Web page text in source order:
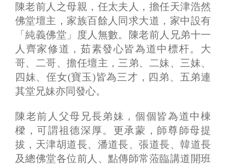
陳老前人之母親，任太夫人，擔任天津浩然
佛堂壇主，家族百餘人同求大道，家中設有
「純義佛堂」度人無數。陳老前人兄弟十一
人齊家修道，茹素發心皆為道中標杆。大
哥、二哥、擔任壇主，三弟、二妹、三妹、
四妹、侄女(寶玉)皆為三才，四弟、五弟連
其堂兄妹亦同發心。
陳老前人父母兄長弟妹，個個皆為道中棟
樑，可謂祖德深厚。更承蒙，師尊師母提
拔，天津胡道長、潘道長、張道長、韓道長
及總佛堂各位前人、點傳師常蒞臨講道開班